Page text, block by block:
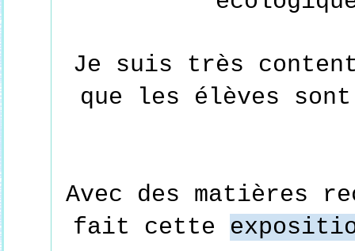
Je suis très
que les élèves
Avec des matières
fait cette